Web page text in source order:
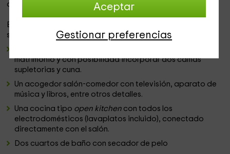
Aceptar
Gestionar preferencias
antiguas casas de agricultores de la época.
En el interior del alojamiento podemos encontrar las
siguientes espacios:
matrimonio y con posibilidad incorporar dos camas
supletorias y cuna.
Un acogedor salón-comedor con televisión, aparato de
música y libros, entre otros detalles.
Una cocina tipo open kitchen con todos los
electrodomésticos (lavaplatos incluido), conectado
directamente con el salón.
Dos cuartos de baño con secador de pelo